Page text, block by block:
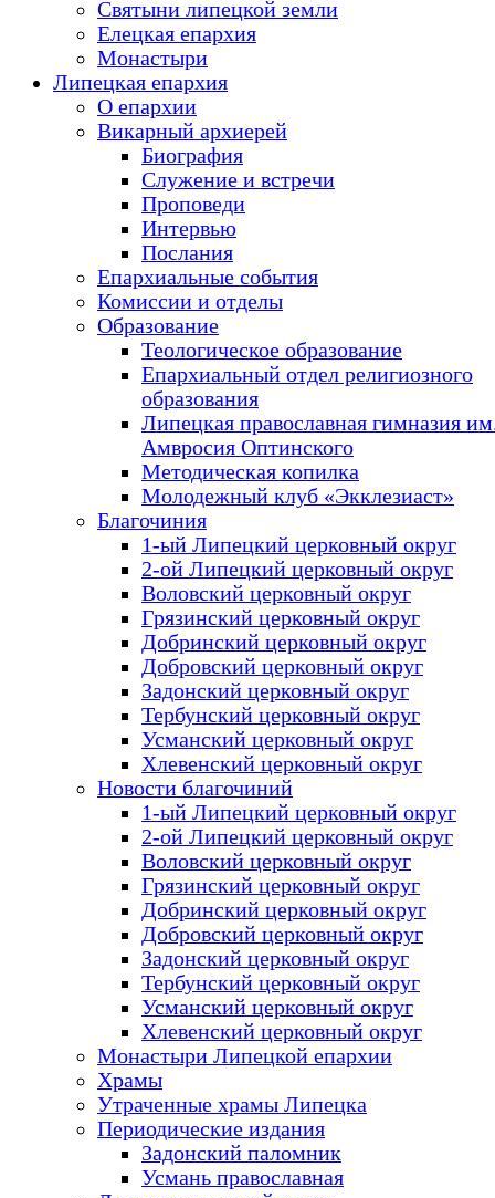
Святыни липецкой земли
Елецкая епархия
Монастыри
Липецкая епархия
О епархии
Викарный архиерей
Биография
Служение и встречи
Проповеди
Интервью
Послания
Епархиальные события
Комиссии и отделы
Образование
Теологическое образование
Епархиальный отдел религиозного
образования
Липецкая православная гимназия
Амвросия Оптинского
Методическая копилка
Молодежный клуб «Экклезиаст»
Благочиния
1-ый Липецкий церковный округ
2-ой Липецкий церковный округ
Воловский церковный округ
Грязинский церковный округ
Добринский церковный округ
Добровский церковный округ
Задонский церковный округ
Тербунский церковный округ
Усманский церковный округ
Хлевенский церковный округ
Новости благочиний
1-ый Липецкий церковный округ
2-ой Липецкий церковный округ
Воловский церковный округ
Грязинский церковный округ
Добринский церковный округ
Добровский церковный округ
Задонский церковный округ
Тербунский церковный округ
Усманский церковный округ
Хлевенский церковный округ
Монастыри Липецкой епархии
Храмы
Утраченные храмы Липецка
Периодические издания
Задонский паломник
Усмань православная